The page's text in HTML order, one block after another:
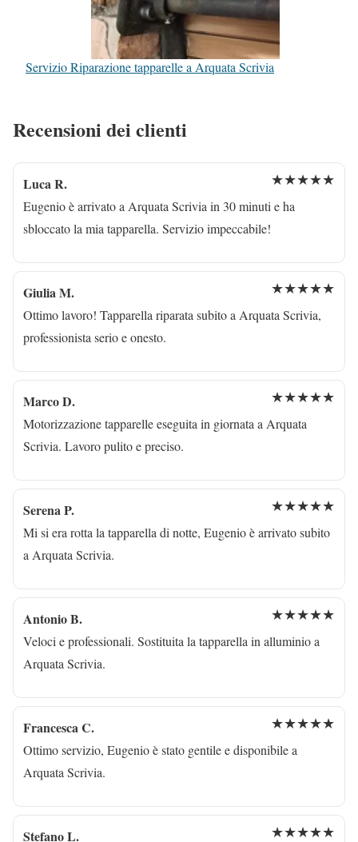
Servizio Riparazione tapparelle a Arquata Scrivia
Recensioni dei clienti
Luca R. ★★★★★
Eugenio è arrivato a Arquata Scrivia in 30 minuti e ha
sbloccato la mia tapparella. Servizio impeccabile!
Giulia M. ★★★★★
Ottimo lavoro! Tapparella riparata subito a Arquata Scrivia,
professionista serio e onesto.
Marco D. ★★★★★
Motorizzazione tapparelle eseguita in giornata a Arquata
Scrivia. Lavoro pulito e preciso.
Serena P. ★★★★★
Mi si era rotta la tapparella di notte, Eugenio è arrivato subito
a Arquata Scrivia.
Antonio B. ★★★★★
Veloci e professionali. Sostituita la tapparella in alluminio a
Arquata Scrivia.
Francesca C. ★★★★★
Ottimo servizio, Eugenio è stato gentile e disponibile a
Arquata Scrivia.
Stefano L. ★★★★★